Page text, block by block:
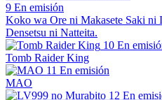
9 En emisión
Koko wa Ore ni Makasete Saki ni
Densetsu ni Natteita.
10 En
Tomb Raider King
11 En emisión
MAO
12 En